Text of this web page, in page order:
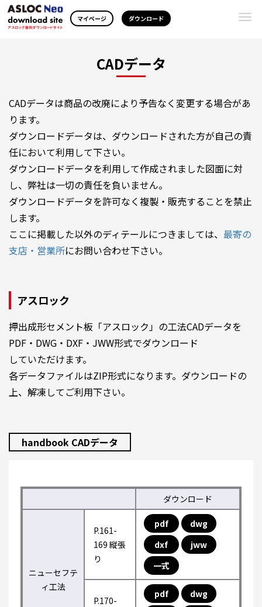
マイページ ダウンロード
CADデータ
CADデータは商品の改廃により予告なく変更する場合があ
ります。
ダウンロードデータは、ダウンロードされた方が自己の責
任において利用して下さい。
ダウンロードデータを利用して作成されました図面に対
し、弊社は一切の責任を負いません。
ダウンロードデータを許可なく複製・販売することを禁止
します。
ここに掲載した以外のディテールにつきましては、 最寄の
支店・営業所にお問い合わせ下さい。
アスロック
押出成形セメント板「アスロック」の工法CADデータを
PDF・DWG・DXF・JWW形式でダウンロード
していただけます。
各データファイルはZIP形式になります。ダウンロードの
上、解凍してご利用下さい。
handbook CADデータ
ダウンロード
ニューセフテ
ィ工法
P.161-
169 縦張
り
pdf
dwg
dxf
jww
一式
P.170-
pdf
dwg